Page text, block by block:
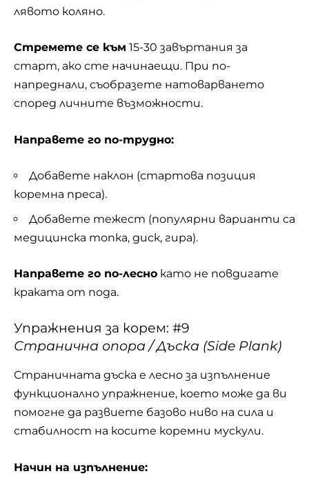
лявото коляно.
Стремете се към 15-30 завъртания за
старт, ако сте начинаещи. При по-
напреднали, съобразете натоварването
според личните възможности.
Направете го по-трудно:
Добавете наклон (стартова позиция
коремна преса).
Добавете тежест (популярни варианти са
медицинска топка, диск, гира).
Направете го по-лесно като не повдигате
краката от пода.
Упражнения за корем: #9
Странична опора / Дъска (Side Plank)
Страничната дъска е лесно за изпълнение
функционално упражнение, което може да ви
помогне да развиете базово ниво на сила и
стабилност на косите коремни мускули.
Начин на изпълнение: